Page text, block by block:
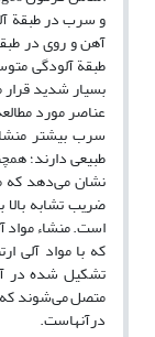
و سرب در طبقة
آهن و روی در
طبقة آلودگی
بسیار شدید
عناصر مورد
سرب بیشتر
طبیعی دارند؛
نشان می‌دهد که
ضریب تشابه
است. منشاء مواد
تشکیل شده در
درآنهاست.